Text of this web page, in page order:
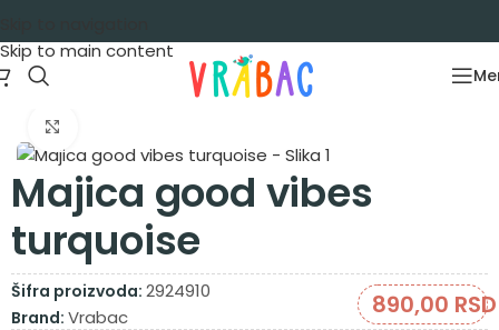
Skip to main content
Majice dug rukav
Majica good vibes
turquoise
Šifra proizvoda: 2924910
Brand: Vrabac 890,00 RSD